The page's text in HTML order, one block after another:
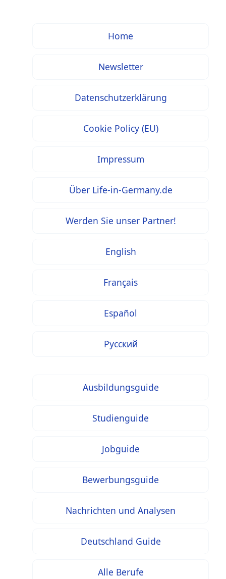
Home
Newsletter
Datenschutzerklärung
Cookie Policy (EU)
Impressum
Über Life-in-Germany.de
Werden Sie unser Partner!
English
Français
Español
Русский
Ausbildungsguide
Studienguide
Jobguide
Bewerbungsguide
Nachrichten und Analysen
Deutschland Guide
Alle Berufe